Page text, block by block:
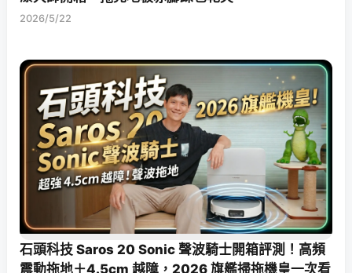
2026/5/22
石頭科技 Saros 20 Sonic 聲波騎士開箱評測！高頻
震動拖地＋4.5cm 越障，2026 旗艦掃拖機皇一次看